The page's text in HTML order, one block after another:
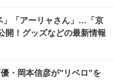
」「アーリャさん」…「京
開！グッズなどの最新情報
・岡本信彦が”リベロ”を